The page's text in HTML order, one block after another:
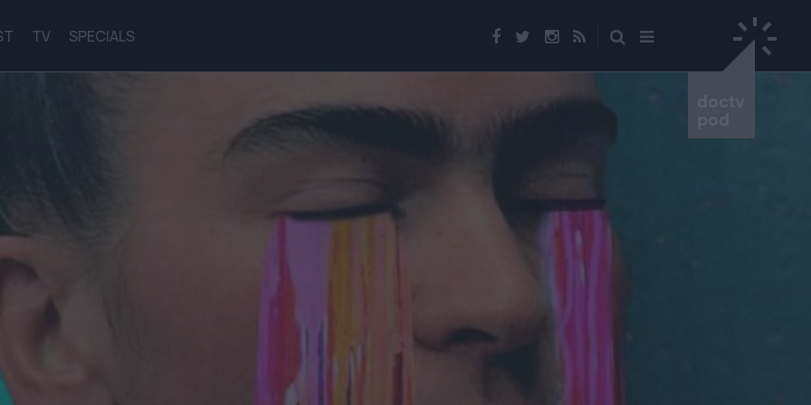
TV SPECIALS